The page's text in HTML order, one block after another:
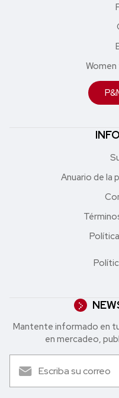
Anuario de la
Mantente informado en
en mercadeo,